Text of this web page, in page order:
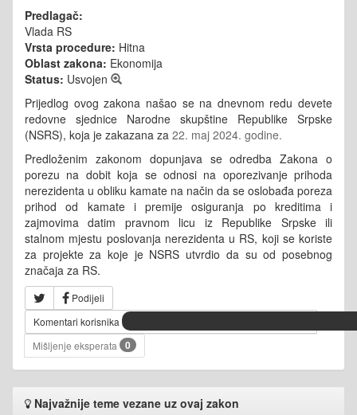
Predlagač:
Vlada RS
Vrsta procedure: Hitna
Oblast zakona: Ekonomija
Status: Usvojen
Prijedlog ovog zakona našao se na dnevnom redu devete
redovne sjednice Narodne skupštine Republike Srpske
(NSRS), koja je zakazana za 22. maj 2024. godine.
Predloženim zakonom dopunjava se odredba Zakona o
porezu na dobit koja se odnosi na oporezivanje prihoda
nerezidenta u obliku kamate na način da se oslobađa poreza
prihod od kamate i premije osiguranja po kreditima i
zajmovima datim pravnom licu iz Republike Srpske ili
stalnom mjestu poslovanja nerezidenta u RS, koji se koriste
za projekte za koje je NSRS utvrdio da su od posebnog
značaja za RS.
Podijeli
Komentari korisnika
Mišljenje eksperata
0
Najvažnije teme vezane uz ovaj zakon